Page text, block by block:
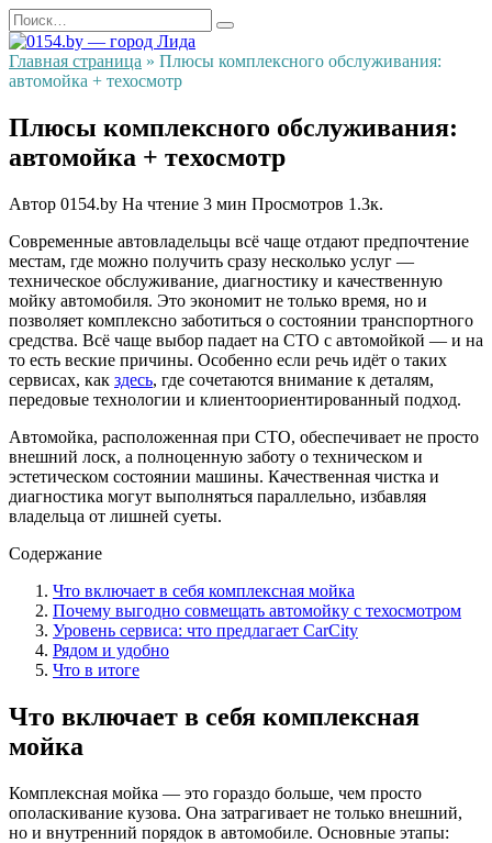
Перейти
к
содержанию
Search
for:
Главная страница » Плюсы комплексного обслуживания:
автомойка + техосмотр
Плюсы комплексного обслуживания:
автомойка + техосмотр
Автор 0154.by На чтение 3 мин Просмотров 1.3к.
Современные автовладельцы всё чаще отдают предпочтение
местам, где можно получить сразу несколько услуг —
техническое обслуживание, диагностику и качественную
мойку автомобиля. Это экономит не только время, но и
позволяет комплексно заботиться о состоянии транспортного
средства. Всё чаще выбор падает на СТО с автомойкой — и на
то есть веские причины. Особенно если речь идёт о таких
сервисах, как здесь, где сочетаются внимание к деталям,
передовые технологии и клиентоориентированный подход.
Автомойка, расположенная при СТО, обеспечивает не просто
внешний лоск, а полноценную заботу о техническом и
эстетическом состоянии машины. Качественная чистка и
диагностика могут выполняться параллельно, избавляя
владельца от лишней суеты.
Содержание
Что включает в себя комплексная мойка
Почему выгодно совмещать автомойку с техосмотром
Уровень сервиса: что предлагает CarCity
Рядом и удобно
Что в итоге
Что включает в себя комплексная
мойка
Комплексная мойка — это гораздо больше, чем просто
ополаскивание кузова. Она затрагивает не только внешний,
но и внутренний порядок в автомобиле. Основные этапы: